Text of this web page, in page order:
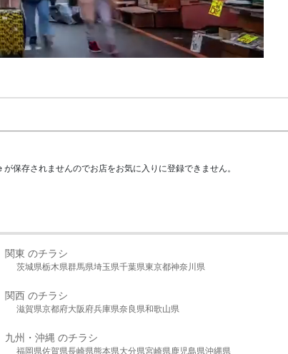
保存されませんのでお店をお気に入りに登録できません。
関東 のチラシ
茨城県栃木県群馬県埼玉県千葉県東京都神奈川県
関西 のチラシ
滋賀県京都府大阪府兵庫県奈良県和歌山県
九州・沖縄 のチラシ
福岡県佐賀県長崎県熊本県大分県宮崎県鹿児島県沖縄県